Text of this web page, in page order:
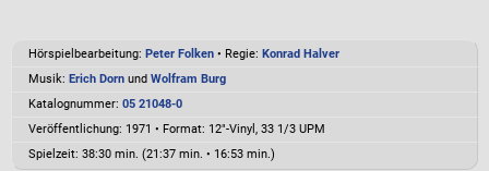
Hörspielbearbeitung: Peter Folken • Regie: Konrad Halver
Musik: Erich Dorn und Wolfram Burg
Katalognummer: 05 21048-0
Veröffentlichung: 1971 • Format: 12"-Vinyl, 33 1/3 UPM
Spielzeit: 38:30 min. (21:37 min. • 16:53 min.)